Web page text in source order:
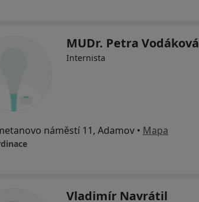
MUDr. Petra Vodáková
Internista
náměstí 11, Adamov • Mapa
Vladimír Navrátil